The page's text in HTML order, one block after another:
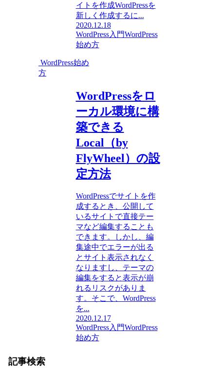
イトを作成WordPressを
新しく作成するに...
2020.12.18
WordPress入門WordPress
始め方
WordPress始め
方
WordPressをロ
ーカル環境に構
築できる
Local（by
FlyWheel）の設
定方法
WordPressでサイトを作
成するとき、公開して
いるサイトで直接テー
マなど編集することも
できます。しかし、編
集途中でエラーが出る
とサイト表示されなく
なりますし、テーマの
編集をすると表示が崩
れるリスクがありま
す。そこで、WordPress
を...
2020.12.17
WordPress入門WordPress
始め方
記事検索